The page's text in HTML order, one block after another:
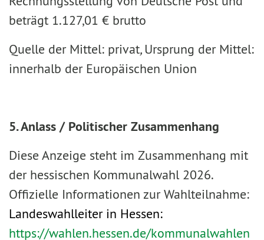
beträgt 1.127,01 € brutto
Quelle der Mittel: privat,Ursprung der Mittel:
innerhalb der Europäischen Union
5. Anlass / Politischer Zusammenhang
Diese Anzeige steht im Zusammenhang mit
der hessischen Kommunalwahl 2026.
Offizielle Informationen zur Wahlteilnahme:
Landeswahlleiter in Hessen:
https://wahlen.hessen.de/kommunalwahlen